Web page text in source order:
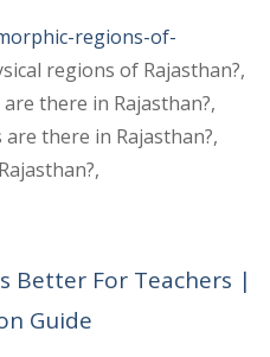
regions-of-
regions of Rajasthan?,
there in Rajasthan?,
there in Rajasthan?,
Better For Teachers |
Guide